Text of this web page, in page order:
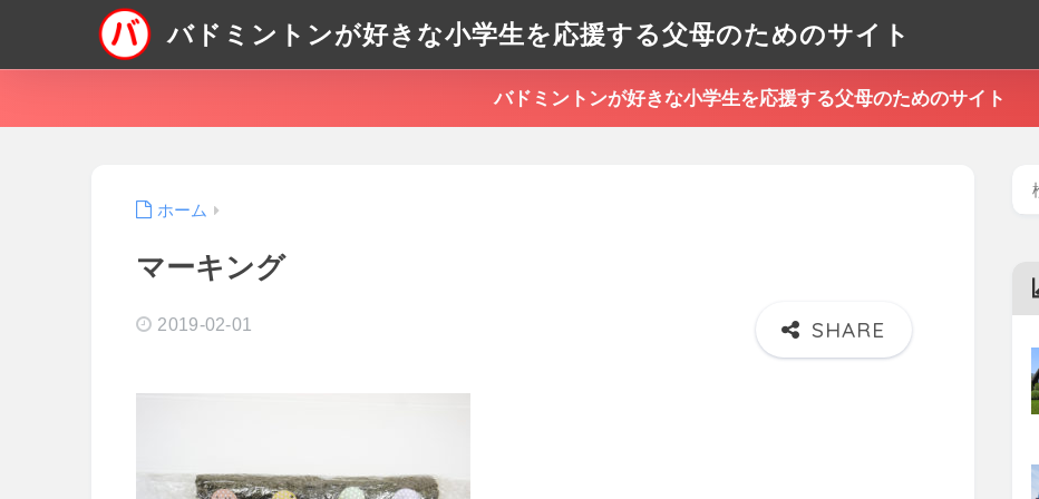
バドミントンが好きな小学生を応援する父母のためのサイト
バドミントンが好きな小学生を応援する父母のためのサイト
ホーム
マーキング
2019-02-01